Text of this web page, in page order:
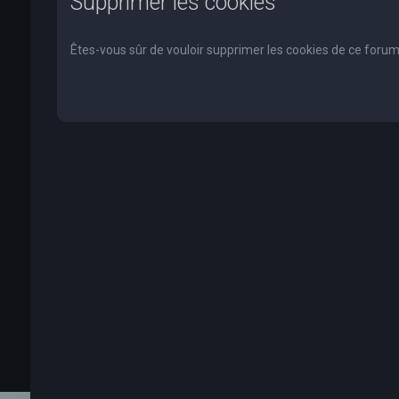
Êtes-vous sûr de vouloir supprimer les cookies de ce